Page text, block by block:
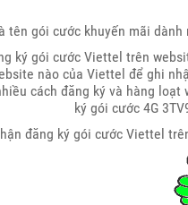
tên gói cước khuyến mãi dành
ký gói cước Viettel trên
nào của Viettel để ghi
cách đăng ký và hàng
ký gói cước 4G
đăng ký gói cước Viettel